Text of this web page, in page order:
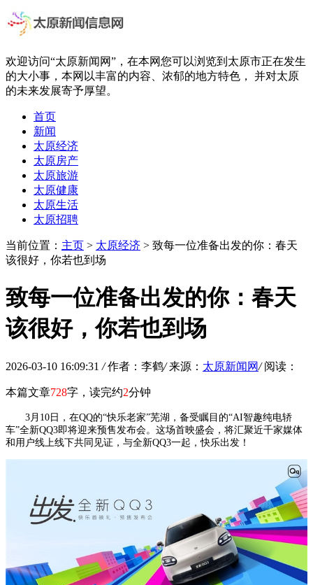
欢迎访问“太原新闻网”，在本网您可以浏览到太原市正在发生
的大小事，本网以丰富的内容、浓郁的地方特色， 并对太原
的未来发展寄予厚望。
首页
新闻
太原经济
太原房产
太原旅游
太原健康
太原生活
太原招聘
当前位置： 主页 > 太原经济 > 致每一位准备出发的你：春天
该很好，你若也到场
致每一位准备出发的你：春天
该很好，你若也到场
2026-03-10 16:09:31 / 作者：李鹤/ 来源： 太原新闻网/ 阅读：
本篇文章728字，读完约2分钟
3月10日，在QQ的“快乐老家”芜湖，备受瞩目的“AI智趣纯电轿
车”全新QQ3即将迎来预售发布会。这场首映盛会，将汇聚近千家媒体
和用户线上线下共同见证，与全新QQ3一起，快乐出发！